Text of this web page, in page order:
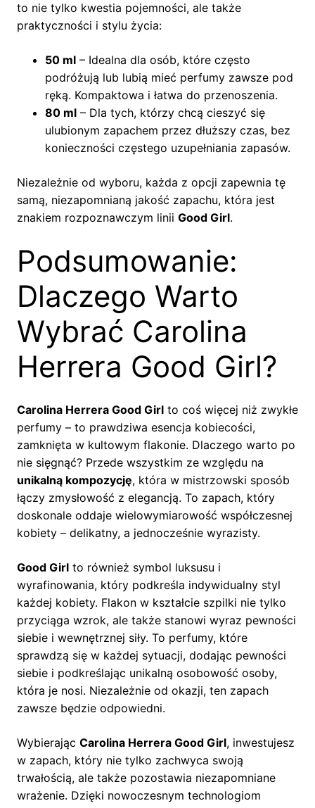
to nie tylko kwestia pojemności, ale także
praktyczności i stylu życia:
50 ml – Idealna dla osób, które często
podróżują lub lubią mieć perfumy zawsze pod
ręką. Kompaktowa i łatwa do przenoszenia.
80 ml – Dla tych, którzy chcą cieszyć się
ulubionym zapachem przez dłuższy czas, bez
konieczności częstego uzupełniania zapasów.
Niezależnie od wyboru, każda z opcji zapewnia tę
samą, niezapomnianą jakość zapachu, która jest
znakiem rozpoznawczym linii Good Girl.
Podsumowanie:
Dlaczego Warto
Wybrać Carolina
Herrera Good Girl?
Carolina Herrera Good Girl to coś więcej niż zwykłe
perfumy – to prawdziwa esencja kobiecości,
zamknięta w kultowym flakonie. Dlaczego warto po
nie sięgnąć? Przede wszystkim ze względu na
unikalną kompozycję, która w mistrzowski sposób
łączy zmysłowość z elegancją. To zapach, który
doskonale oddaje wielowymiarowość współczesnej
kobiety – delikatny, a jednocześnie wyrazisty.
Good Girl to również symbol luksusu i
wyrafinowania, który podkreśla indywidualny styl
każdej kobiety. Flakon w kształcie szpilki nie tylko
przyciąga wzrok, ale także stanowi wyraz pewności
siebie i wewnętrznej siły. To perfumy, które
sprawdzą się w każdej sytuacji, dodając pewności
siebie i podkreślając unikalną osobowość osoby,
która je nosi. Niezależnie od okazji, ten zapach
zawsze będzie odpowiedni.
Wybierając Carolina Herrera Good Girl, inwestujesz
w zapach, który nie tylko zachwyca swoją
trwałością, ale także pozostawia niezapomniane
wrażenie. Dzięki nowoczesnym technologiom